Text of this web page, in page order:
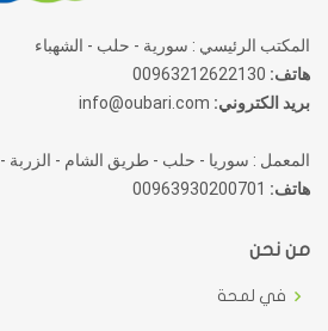
المكتب الرئيسي : سورية - حلب - الشهباء
هاتف:
بريد الكتروني:
المعمل : سوريا - حلب - طريق الشام - الزربة -
هاتف:
من نحن
في لمحة